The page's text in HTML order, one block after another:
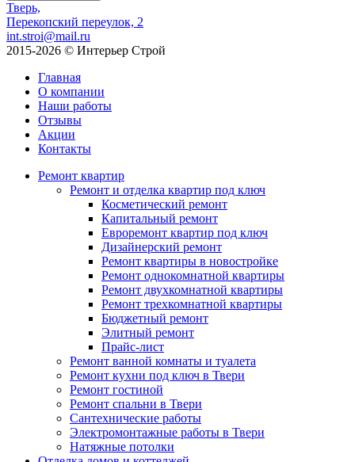
Тверь,
Перекопский переулок, 2
int.stroi@mail.ru
2015-2026 © Интерьер Строй
Главная
О компании
Наши работы
Отзывы
Акции
Контакты
Ремонт квартир
Ремонт и отделка квартир под ключ
Косметический ремонт
Капитальный ремонт
Евроремонт квартир под ключ
Дизайнерский ремонт
Ремонт квартиры в новостройке
Ремонт однокомнатной квартиры
Ремонт двухкомнатной квартиры
Ремонт трехкомнатной квартиры
Бюджетный ремонт
Элитный ремонт
Прайс-лист
Ремонт ванной комнаты и туалета
Ремонт кухни под ключ в Твери
Ремонт гостиной
Ремонт спальни в Твери
Сантехнические работы
Электромонтажные работы в Твери
Натяжные потолки